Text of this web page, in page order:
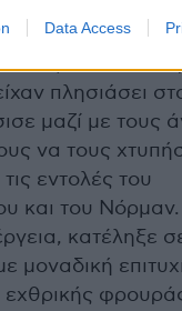
Data Access
των
ότι 800
πλησιάσει
μαζί με τους
να τους
εντολές του
και του
κατέληξε
μοναδική